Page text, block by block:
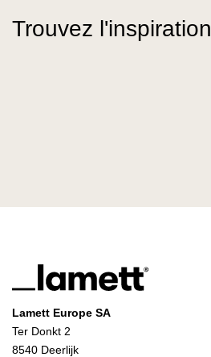
Trouvez l'inspiration
Lamett Europe SA
Ter Donkt 2
8540 Deerlijk